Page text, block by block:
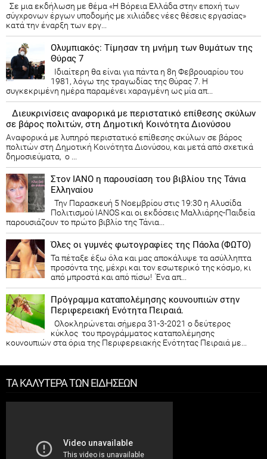
Σε μια εκδήλωση με θέμα «Η Βόρεια Ελλάδα στην εποχή των
σύγχρονων έργων υποδομής με χιλιάδες νέες θέσεις εργασίας»
κατά την έναρξη των εργ...
Ολυμπιακός: Τίμησαν τη μνήμη των θυμάτων της
Θύρας 7
Ιδιαίτερη θα είναι για πάντα η 8η Φεβρουαρίου του
1981, λόγω της τραγωδίας της Θύρας 7. Η
συγκεκριμένη ημέρα παραμένει χαραγμένη ως μία απ...
Διευκρινίσεις αναφορικά με περιστατικό επίθεσης σκύλων
σε βάρος πολιτών, στη Δημοτική Κοινότητα Διονύσου
Αναφορικά με λυπηρό περιστατικό επίθεσης σκύλων σε βάρος
πολιτών στη Δημοτική Κοινότητα Διονύσου, και μετά από σχετικά
δημοσιεύματα, ο ...
Στον ΙΑΝΟ η παρουσίαση του βιβλίου της Τάνια
Ελληναίου
Την Παρασκευή 5 Νοεμβρίου στις 19:30 η Αλυσίδα
Πολιτισμού IANOS και οι εκδόσεις Μαλλιάρης-Παιδεία
παρουσιάζουν το πρώτο βιβλίο της Τάνια...
Όλες οι γυμνές φωτογραφίες της Πάολα (ΦΩΤΟ)
Τα πέταξε έξω όλα και μας αποκάλυψε τα ασύλληπτα
προσόντα της, μέχρι και τον εσωτερικό της κόσμο, κι
από μπροστά και από πίσω! Ένα απ...
Πρόγραμμα καταπολέμησης κουνουπιών στην
Περιφερειακή Ενότητα Πειραιά.
Ολοκληρώνεται σήμερα 31-3-2021 ο δεύτερος
κύκλος του προγράμματος καταπολέμησης
κουνουπιών στα όρια της Περιφερειακής Ενότητας Πειραιά με...
ΤΑ ΚΑΛΥΤΕΡΑ ΤΩΝ ΕΙΔΗΣΕΩΝ